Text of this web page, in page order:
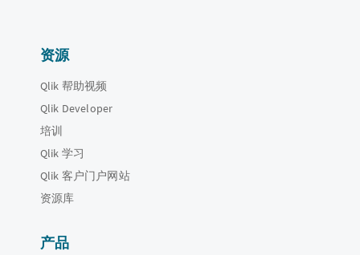
资源
Qlik 帮助视频
Qlik Developer
培训
Qlik 学习
Qlik 客户门户网站
资源库
产品